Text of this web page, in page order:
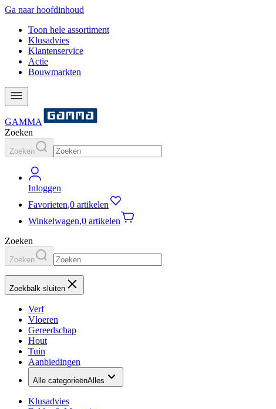
Ga naar hoofdinhoud
Toon hele assortiment
Klusadvies
Klantenservice
Actie
Bouwmarkten
GAMMA
Zoeken
Zoeken
Inloggen
Favorieten,0 artikelen
Winkelwagen,0 artikelen
Zoeken
Zoeken
Zoekbalk sluiten
Verf
Vloeren
Gereedschap
Hout
Tuin
Aanbiedingen
Alle categorieënAlles
Klusadvies